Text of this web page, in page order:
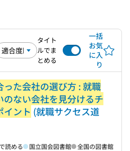
タイト
ルでま
とめる
一括
お気
に入
り
った会社の選び方 : 就職
のない会社を見分けるチ
イント (就職サクセス道
読める 国立国会図書館 全国の図書館